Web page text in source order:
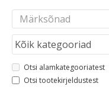
Otsi alamkategooriatest
Otsi tootekirjeldustest